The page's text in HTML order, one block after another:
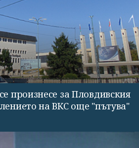
произнесе за Пловдивския
на ВКС още "пътува"